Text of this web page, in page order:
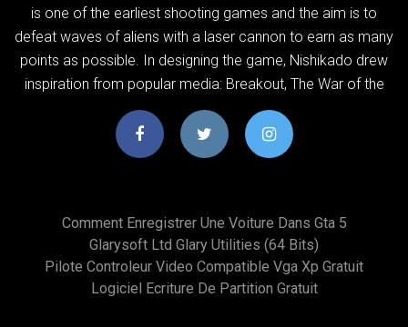
is one of the earliest shooting games and the aim is to
defeat waves of aliens with a laser cannon to earn as many
points as possible. In designing the game, Nishikado drew
inspiration from popular media: Breakout, The War of the
Comment Enregistrer Une Voiture Dans Gta 5
Glarysoft Ltd Glary Utilities (64 Bits)
Pilote Controleur Video Compatible Vga Xp Gratuit
Logiciel Ecriture De Partition Gratuit